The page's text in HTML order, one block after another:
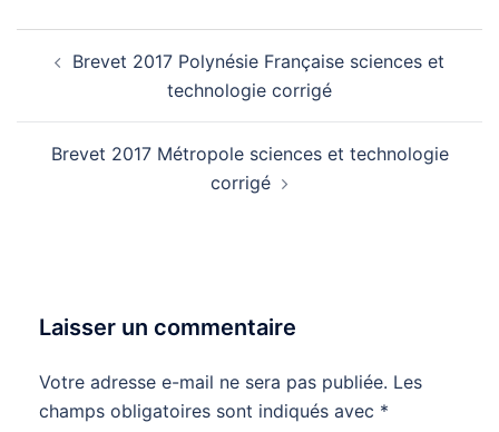
d’articleBrevet 2017 Polynésie Française sciences et
technologie corrigé
Brevet 2017 Métropole sciences et technologie
corrigé
Laisser un commentaire
Votre adresse e-mail ne sera pas publiée. Les
champs obligatoires sont indiqués avec *